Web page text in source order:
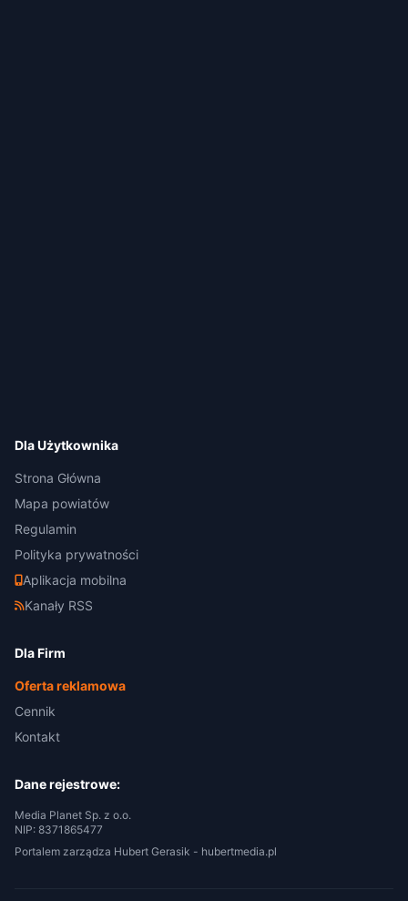
Dla Użytkownika
Strona Główna
Mapa powiatów
Regulamin
Polityka prywatności
Aplikacja mobilna
Kanały RSS
Dla Firm
Oferta reklamowa
Cennik
Kontakt
Dane rejestrowe:
Media Planet Sp. z o.o.
NIP: 8371865477
Portalem zarządza Hubert Gerasik - hubertmedia.pl